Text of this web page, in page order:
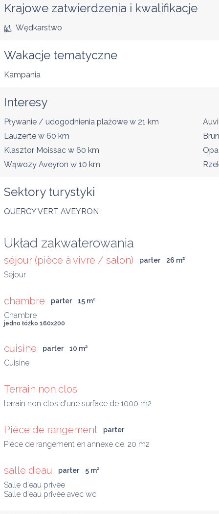
Krajowe zatwierdzenia i kwalifikacje
Wędkarstwo
Wakacje tematyczne
Kampania
Interesy
Pływanie / udogodnienia plażowe w 21 km
Lauzerte w 60 km
Klasztor Moissac w 60 km
Wąwozy Aveyron w 10 km
Sektory turystyki
QUERCY VERT AVEYRON
Układ zakwaterowania
séjour (pièce à vivre / salon) parter 26 m²
chambre parter 15 m²
jedno łóżko 160x200
cuisine parter 10 m²
Terrain non clos
terrain non clos d'une surface de 1000 m2
Pièce de rangement parter
Pièce de rangement en annexe de. 20 m2
salle d’eau parter 5 m²
Salle d'eau privée
Salle d'eau privée avec wc